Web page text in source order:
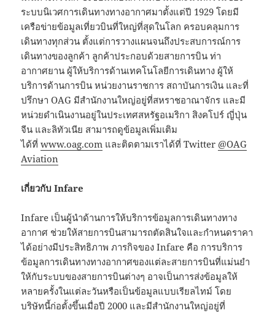
ระบบนิเวศการเดินทางทางอากาศมาตั้งแต่ปี 1929 โดยมี
เครือข่ายข้อมูลเที่ยวบินที่ใหญ่ที่สุดในโลก ครอบคลุมการ
เดินทางทุกส่วน ตั้งแต่การวางแผนจนถึงประสบการณ์การ
เดินทางของลูกค้า ลูกค้าประกอบด้วยสายการบิน ท่า
อากาศยาน ผู้ให้บริการด้านเทคโนโลยีการเดินทาง ผู้ให้
บริการด้านการบิน หน่วยงานราชการ สถาบันการเงิน และที่
ปรึกษา OAG มีสำนักงานใหญ่อยู่ที่สหราชอาณาจักร และมี
หน่วยดำเนินงานอยู่ในประเทศสหรัฐอเมริกา สิงคโปร์ ญี่ปุ่น
จีน และลิทัวเนีย สามารถดูข้อมูลเพิ่มเติม
ได้ที่www.oag.com และติดตามเราได้ที่ Twitter @OAG
Aviation
เกี่ยวกับ Infare
Infare เป็นผู้นำด้านการให้บริการข้อมูลการเดินทางทาง
อากาศ ช่วยให้สายการบินสามารถตัดสินใจและกำหนดราคา
ได้อย่างมีประสิทธิภาพ ภารกิจของ Infare คือ การบริการ
ข้อมูลการเดินทางทางอากาศของแต่ละสายการบินที่แม่นยำ
ให้กับระบบของสายการบินต่างๆ อาจเป็นการส่งข้อมูลให้
หลายครั้งในแต่ละวันหรือเป็นข้อมูลแบบเรียลไทม์ โดย
บริษัทนี้ก่อตั้งขึ้นเมื่อปี 2000 และมีสำนักงานใหญ่อยู่ที่